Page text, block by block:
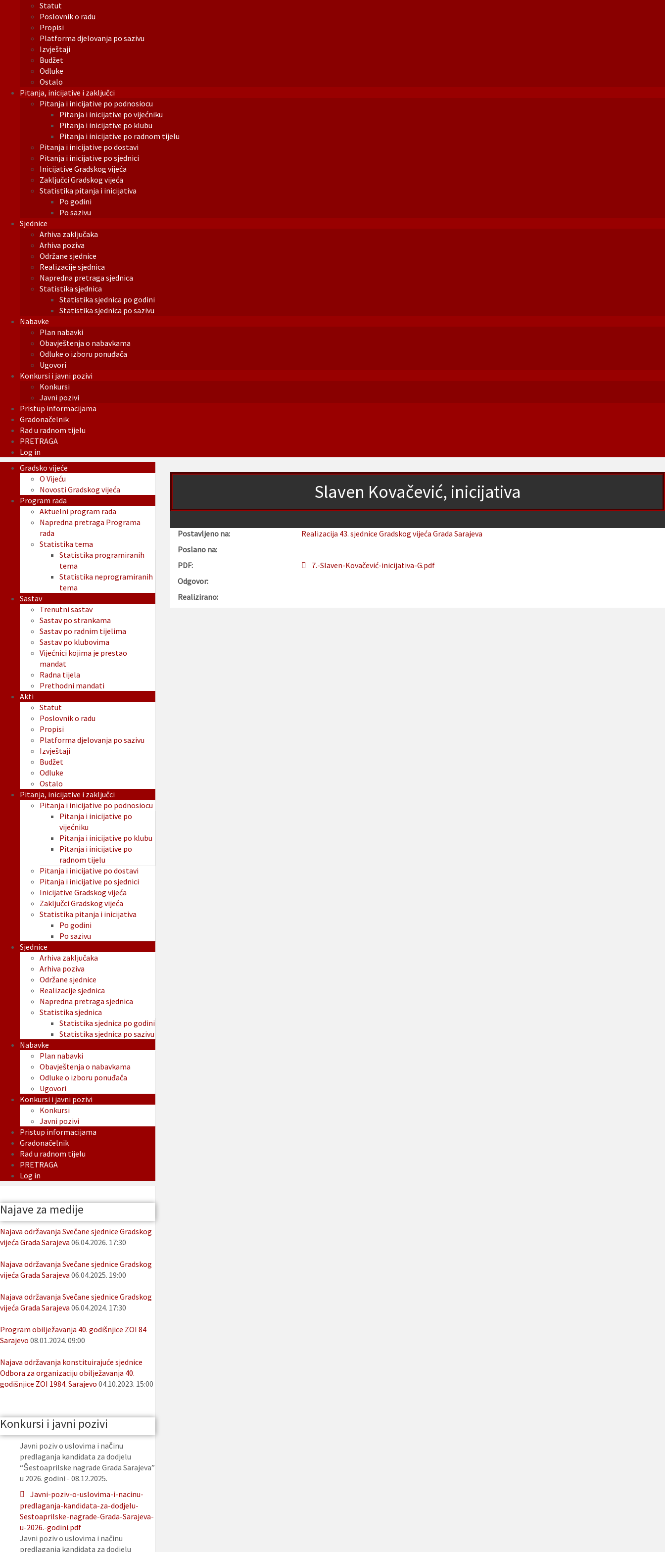
Statut
Poslovnik o radu
Propisi
Platforma djelovanja po sazivu
Izvještaji
Budžet
Odluke
Ostalo
Pitanja, inicijative i zaključci
Pitanja i inicijative po podnosiocu
Pitanja i inicijative po vijećniku
Pitanja i inicijative po klubu
Pitanja i inicijative po radnom tijelu
Pitanja i inicijative po dostavi
Pitanja i inicijative po sjednici
Inicijative Gradskog vijeća
Zaključci Gradskog vijeća
Statistika pitanja i inicijativa
Po godini
Po sazivu
Sjednice
Arhiva zaključaka
Arhiva poziva
Održane sjednice
Realizacije sjednica
Napredna pretraga sjednica
Statistika sjednica
Statistika sjednica po godini
Statistika sjednica po sazivu
Nabavke
Plan nabavki
Obavještenja o nabavkama
Odluke o izboru ponuđača
Ugovori
Konkursi i javni pozivi
Konkursi
Javni pozivi
Pristup informacijama
Gradonačelnik
Rad u radnom tijelu
PRETRAGA
Log in
Slaven Kovačević, inicijativa
Postavljeno na:
Realizacija 43. sjednice Gradskog vijeća Grada Sarajeva
Poslano na:
PDF:
7.-Slaven-Kovačević-inicijativa-G.pdf
Odgovor:
Realizirano:
Gradsko vijeće
O Vijeću
Novosti Gradskog vijeća
Program rada
Aktuelni program rada
Napredna pretraga Programa
rada
Statistika tema
Statistika programiranih
tema
Statistika neprogramiranih
tema
Sastav
Trenutni sastav
Sastav po strankama
Sastav po radnim tijelima
Sastav po klubovima
Vijećnici kojima je prestao
mandat
Radna tijela
Prethodni mandati
Akti
Statut
Poslovnik o radu
Propisi
Platforma djelovanja po sazivu
Izvještaji
Budžet
Odluke
Ostalo
Pitanja, inicijative i zaključci
Pitanja i inicijative po podnosiocu
Pitanja i inicijative po
vijećniku
Pitanja i inicijative po klubu
Pitanja i inicijative po
radnom tijelu
Pitanja i inicijative po dostavi
Pitanja i inicijative po sjednici
Inicijative Gradskog vijeća
Zaključci Gradskog vijeća
Statistika pitanja i inicijativa
Po godini
Po sazivu
Sjednice
Arhiva zaključaka
Arhiva poziva
Održane sjednice
Realizacije sjednica
Napredna pretraga sjednica
Statistika sjednica
Statistika sjednica po godini
Statistika sjednica po sazivu
Nabavke
Plan nabavki
Obavještenja o nabavkama
Odluke o izboru ponuđača
Ugovori
Konkursi i javni pozivi
Konkursi
Javni pozivi
Pristup informacijama
Gradonačelnik
Rad u radnom tijelu
PRETRAGA
Log in
Najave za medije
Najava održavanja Svečane sjednice Gradskog
vijeća Grada Sarajeva 06.04.2026. 17:30
Najava održavanja Svečane sjednice Gradskog
vijeća Grada Sarajeva 06.04.2025. 19:00
Najava održavanja Svečane sjednice Gradskog
vijeća Grada Sarajeva 06.04.2024. 17:30
Program obilježavanja 40. godišnjice ZOI 84
Sarajevo 08.01.2024. 09:00
Najava održavanja konstituirajuće sjednice
Odbora za organizaciju obilježavanja 40.
godišnjice ZOI 1984. Sarajevo 04.10.2023. 15:00
Konkursi i javni pozivi
Javni poziv o uslovima i načinu
predlaganja kandidata za dodjelu
“Šestoaprilske nagrade Grada Sarajeva”
u 2026. godini - 08.12.2025.
Javni-poziv-o-uslovima-i-nacinu-
predlaganja-kandidata-za-dodjelu-
Sestoaprilske-nagrade-Grada-Sarajeva-
u-2026.-godini.pdf
Javni poziv o uslovima i načinu
predlaganja kandidata za dodjelu